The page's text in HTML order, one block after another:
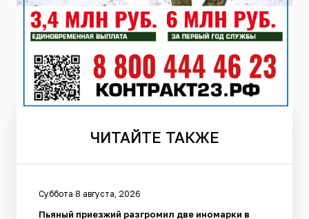
ЧИТАЙТЕ ТАКЖЕ
Суббота 8 августа, 2026
Пьяный приезжий разгромил две иномарки в